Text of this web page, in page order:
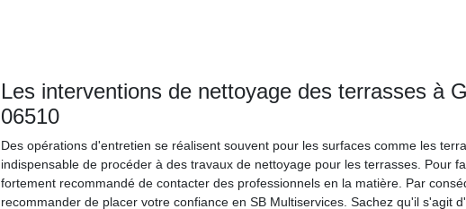
Les interventions de nettoyage des terrasses à
06510
Des opérations d'entretien se réalisent souvent pour les surfaces comme les
indispensable de procéder à des travaux de nettoyage pour les terrasses. Pour
fortement recommandé de contacter des professionnels en la matière. Par
recommander de placer votre confiance en SB Multiservices. Sachez qu'il s'agit